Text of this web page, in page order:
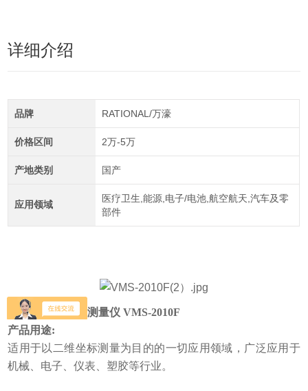
详细介绍
品牌 RATIONAL/万濠
价格区间 2万-5万
产地类别 国产
应用领域
医疗卫生,能源,电子/电池,航空航天,汽车及零
部件
万濠 增强型影像测量仪 VMS-2010F
产品用途:
适用于以二维坐标测量为目的的一切应用领域，广泛应用于
机械、电子、仪表、塑胶等行业。